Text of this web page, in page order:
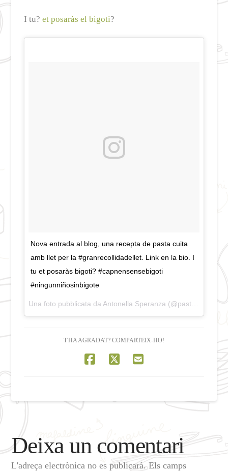
I tu?et posaràs el bigoti?
Nova entrada al blog, una recepta de pasta cuita
amb llet per la #granrecollidadellet. Link en la bio. I
tu et posaràs bigoti? #capnensensebigoti
#ningunniñosinbigote
Una foto pubblicata da Antonella Speranza (@pastacatalans) in data:
T'HA AGRADAT? COMPARTEIX-HO!
Deixa un comentari
L'adreça electrònica no es publicarà. Els camps